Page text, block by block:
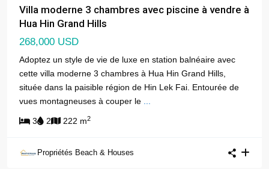
Villa moderne 3 chambres avec piscine à vendre à
Hua Hin Grand Hills
268,000 USD
Adoptez un style de vie de luxe en station balnéaire avec
cette villa moderne 3 chambres à Hua Hin Grand Hills,
située dans la paisible région de Hin Lek Fai. Entourée de
vues montagneuses à couper le ...
3 2 222 m2
Propriétés Beach & Houses